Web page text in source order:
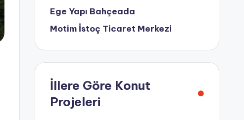
Ege Yapı Bahçeada
Motim İstoç Ticaret Merkezi
İllere Göre Konut
Projeleri